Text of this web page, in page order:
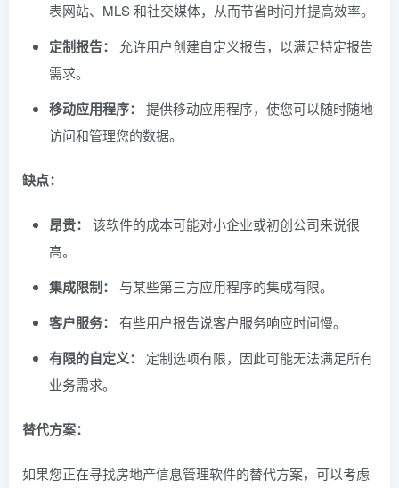
表网站、MLS 和社交媒体，从而节省时间并提高效率。
定制报告：
允许用户创建自定义报告，以满足特定报告
需求。
移动应用程序：
提供移动应用程序，使您可以随时随地
访问和管理您的数据。
缺点：
昂贵：
该软件的成本可能对小企业或初创公司来说很
高。
集成限制： 与某些第三方应用程序的集成有限。
客户服务： 有些用户报告说客户服务响应时间慢。
有限的自定义：
定制选项有限，因此可能无法满足所有
业务需求。
替代方案：
如果您正在寻找房地产信息管理软件的替代方案，可以考虑